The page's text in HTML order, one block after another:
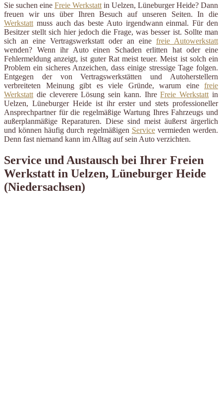
Sie suchen eine Freie Werkstatt in Uelzen, Lüneburger Heide? Dann
freuen wir uns über Ihren Besuch auf unseren Seiten. In die
Werkstatt muss auch das beste Auto irgendwann einmal. Für den
Besitzer stellt sich hier jedoch die Frage, was besser ist. Sollte man
sich an eine Vertragswerkstatt oder an eine freie Autowerkstatt
wenden? Wenn ihr Auto einen Schaden erlitten hat oder eine
Fehlermeldung anzeigt, ist guter Rat meist teuer. Meist ist solch ein
Problem ein sicheres Anzeichen, dass einige stressige Tage folgen.
Entgegen der von Vertragswerkstätten und Autoherstellern
verbreiteten Meinung gibt es viele Gründe, warum eine freie
Werkstatt die cleverere Lösung sein kann. IhreFreie Werkstatt in
Uelzen, Lüneburger Heide ist ihr erster und stets professioneller
Ansprechpartner für die regelmäßige Wartung Ihres Fahrzeugs und
außerplanmäßige Reparaturen. Diese sind meist äußerst ärgerlich
und können häufig durch regelmäßigen Servicevermieden werden.
Denn fast niemand kann im Alltag auf sein Auto verzichten.
Service und Austausch bei Ihrer Freien
Werkstatt in Uelzen, Lüneburger Heide
(Niedersachsen)